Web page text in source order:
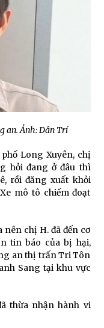
an. Ảnh: Dân Trí
Long Xuyên, chị
hỏi đang ở đâu thì
rồi đăng xuất khỏi
mô tô chiếm đoạt
chị H. đã đến cơ
tin báo của bị hại,
an thị trấn Tri Tôn
Sang tại khu vực
thừa nhận hành vi